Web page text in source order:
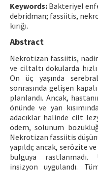
Keywords: Bakteriyel
debridman; fassiitis,
kırığı.
Abstract
Nekrotizan fassiitis,
ve ciltaltı dokularda
On üç yaşında
sonrasında gelişen
planlandı. Ancak,
önünde ve yan
adacıklar halinde cilt
ödem, solunum
Nekrotizan fassiitis
yapıldı; ancak, serözite
bulguya
insizyon uygulandı.